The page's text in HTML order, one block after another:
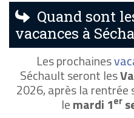
Quand sont
vacances à
Les prochaines
Séchault seront les
2026, après la rentrée
lemardi 1er